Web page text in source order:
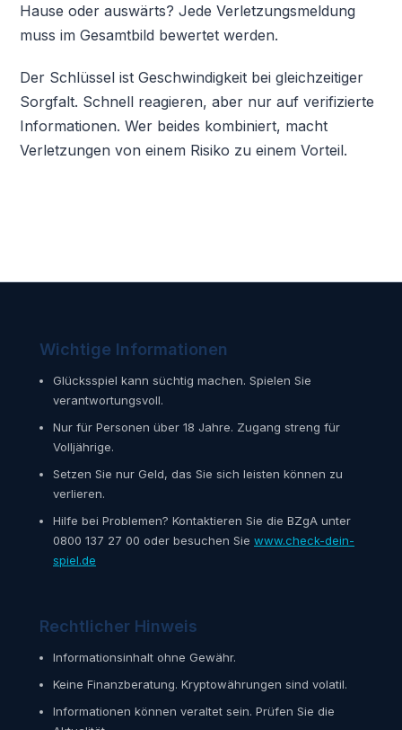
Hause oder auswärts? Jede Verletzungsmeldung
muss im Gesamtbild bewertet werden.
Der Schlüssel ist Geschwindigkeit bei gleichzeitiger
Sorgfalt. Schnell reagieren, aber nur auf verifizierte
Informationen. Wer beides kombiniert, macht
Verletzungen von einem Risiko zu einem Vorteil.
Wichtige Informationen
Glücksspiel kann süchtig machen. Spielen Sie
verantwortungsvoll.
Nur für Personen über 18 Jahre. Zugang streng für
Volljährige.
Setzen Sie nur Geld, das Sie sich leisten können zu
verlieren.
Hilfe bei Problemen? Kontaktieren Sie die BZgA unter
0800 137 27 00 oder besuchen Sie www.check-dein-
spiel.de
Rechtlicher Hinweis
Informationsinhalt ohne Gewähr.
Keine Finanzberatung. Kryptowährungen sind volatil.
Informationen können veraltet sein. Prüfen Sie die